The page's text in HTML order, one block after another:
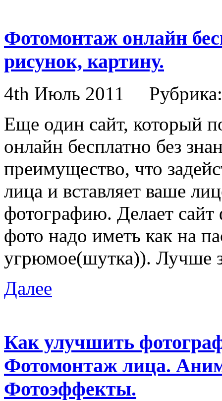
Фотомонтаж онлайн
рисунок, картину.
4th Июль 2011
Еще один сайт, который
онлайн бесплатно без
преимущество, что
лица и вставляет ваше
фотографию. Делает
фото надо иметь как на
угрюмое(шутка)). Лучше
Далее
Как улучшить
Фотомонтаж лица.
Фотоэффекты.